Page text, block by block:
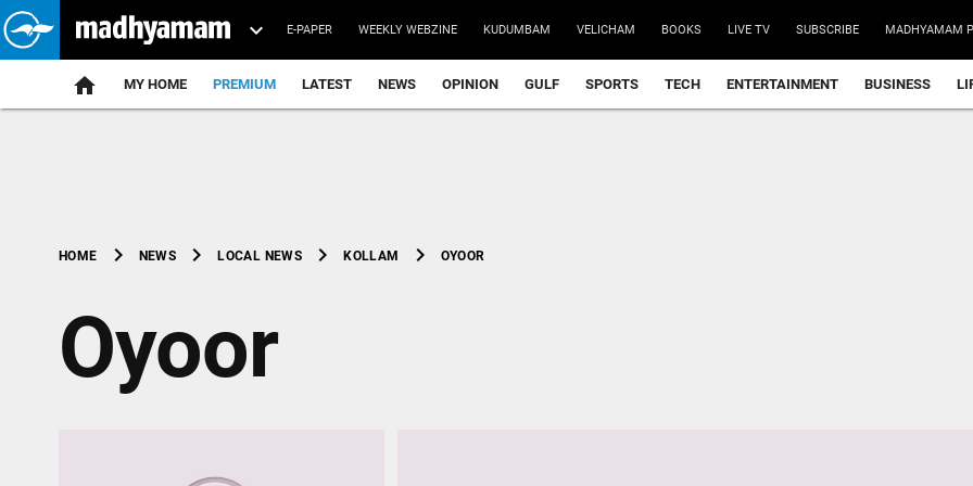
E-PAPER WEEKLY WEBZINE KUDUMBAM VELICHAM BOOKS LIVE TV SUBSCRIBE MADHYAMAM
home MY HOME PREMIUM LATEST NEWS OPINION GULF SPORTS TECH ENTERTAINMENT BUSINESS
HOME chevron_right NEWS chevron_right LOCAL NEWS chevron_right KOLLAM chevron_right OYOOR
Oyoor